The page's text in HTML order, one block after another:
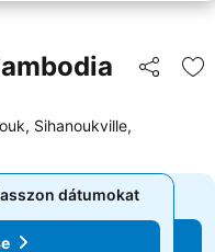
Sihanoukville,
dátumokat
dátumokat